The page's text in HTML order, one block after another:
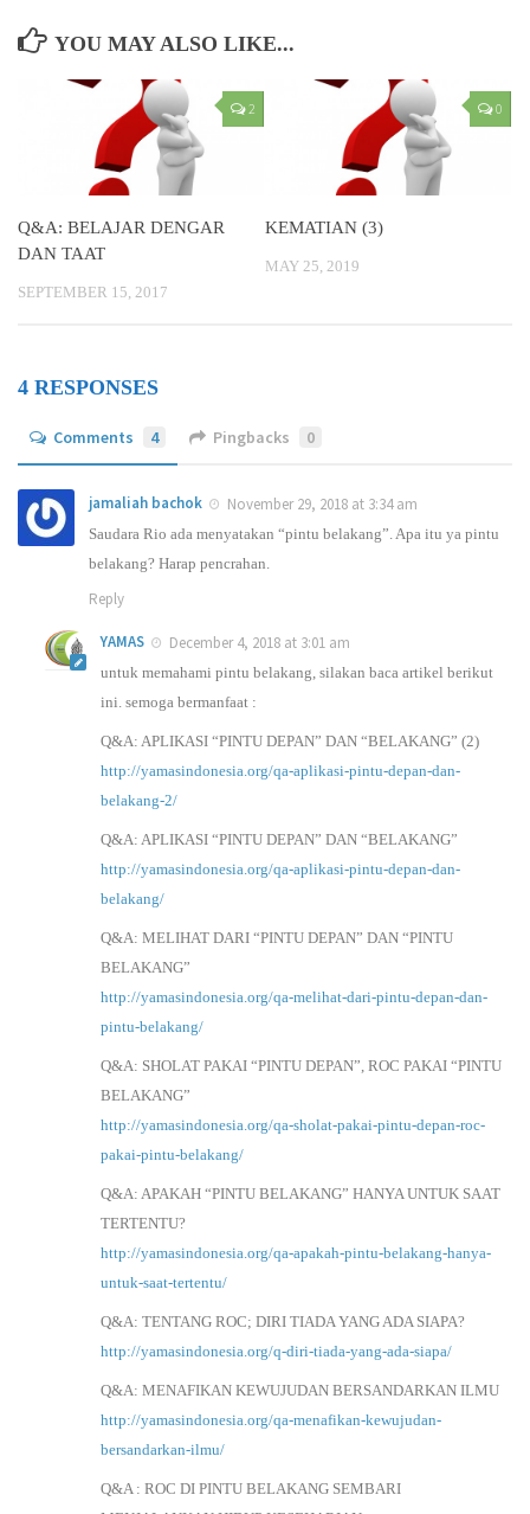
YOU MAY ALSO LIKE...
2
Q&A: BELAJAR DENGAR
DAN TAAT
SEPTEMBER 15, 2017
0
KEMATIAN (3)
MAY 25, 2019
4 RESPONSES
Comments 4 Pingbacks 0
jamaliah bachok November 29, 2018 at 3:34 am
Saudara Rio ada menyatakan “pintu belakang”. Apa itu ya pintu
belakang? Harap pencrahan.
Reply
YAMAS December 4, 2018 at 3:01 am
untuk memahami pintu belakang, silakan baca artikel berikut
ini. semoga bermanfaat :
Q&A: APLIKASI “PINTU DEPAN” DAN “BELAKANG” (2)
http://yamasindonesia.org/qa-aplikasi-pintu-depan-dan-
belakang-2/
Q&A: APLIKASI “PINTU DEPAN” DAN “BELAKANG”
http://yamasindonesia.org/qa-aplikasi-pintu-depan-dan-
belakang/
Q&A: MELIHAT DARI “PINTU DEPAN” DAN “PINTU
BELAKANG”
http://yamasindonesia.org/qa-melihat-dari-pintu-depan-dan-
pintu-belakang/
Q&A: SHOLAT PAKAI “PINTU DEPAN”, ROC PAKAI “PINTU
BELAKANG”
http://yamasindonesia.org/qa-sholat-pakai-pintu-depan-roc-
pakai-pintu-belakang/
Q&A: APAKAH “PINTU BELAKANG” HANYA UNTUK SAAT
TERTENTU?
http://yamasindonesia.org/qa-apakah-pintu-belakang-hanya-
untuk-saat-tertentu/
Q&A: TENTANG ROC; DIRI TIADA YANG ADA SIAPA?
http://yamasindonesia.org/q-diri-tiada-yang-ada-siapa/
Q&A: MENAFIKAN KEWUJUDAN BERSANDARKAN ILMU
http://yamasindonesia.org/qa-menafikan-kewujudan-
bersandarkan-ilmu/
Q&A : ROC DI PINTU BELAKANG SEMBARI